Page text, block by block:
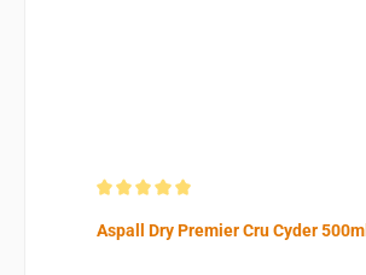
Aspall Dry Premier Cru Cyder 500ml